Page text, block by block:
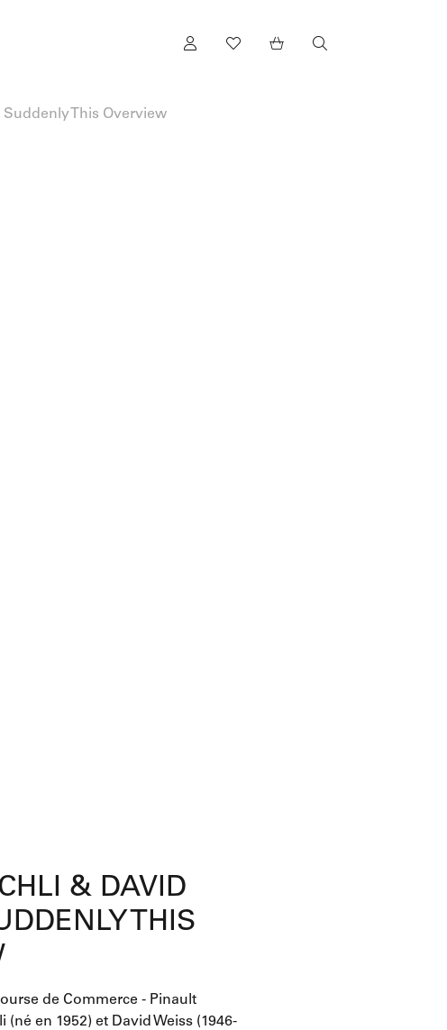
Suddenly This Overview
& DAVID
THIS
de Commerce - Pinault
(né en 1952) et David Weiss (1946-